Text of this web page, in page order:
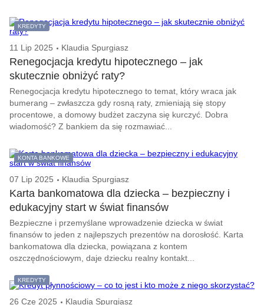
KREDYTY
11 Lip 2025 Klaudia Spurgiasz
Renegocjacja kredytu hipotecznego – jak
skutecznie obniżyć raty?
Renegocjacja kredytu hipotecznego to temat, który wraca jak
bumerang – zwłaszcza gdy rosną raty, zmieniają się stopy
procentowe, a domowy budżet zaczyna się kurczyć. Dobra
wiadomość? Z bankiem da się rozmawiać...
KONTA BANKOWE
07 Lip 2025 Klaudia Spurgiasz
Karta bankomatowa dla dziecka – bezpieczny i
edukacyjny start w świat finansów
Bezpieczne i przemyślane wprowadzenie dziecka w świat
finansów to jeden z najlepszych prezentów na dorosłość. Karta
bankomatowa dla dziecka, powiązana z kontem
oszczędnościowym, daje dziecku realny kontakt...
KREDYTY
26 Cze 2025 Klaudia Spurgiasz